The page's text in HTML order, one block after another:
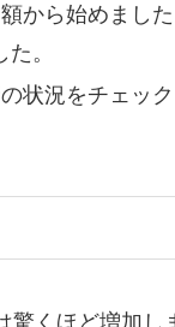
から始めまし
。
状況をチェッ
驚くほど増加